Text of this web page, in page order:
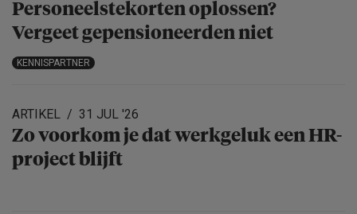
Personeels­te­korten oplossen?
Vergeet gepensio­neerden niet
KENNISPARTNER
ARTIKEL 31 JUL '26
Zo voorkom je dat werkgeluk een HR-
project blijft